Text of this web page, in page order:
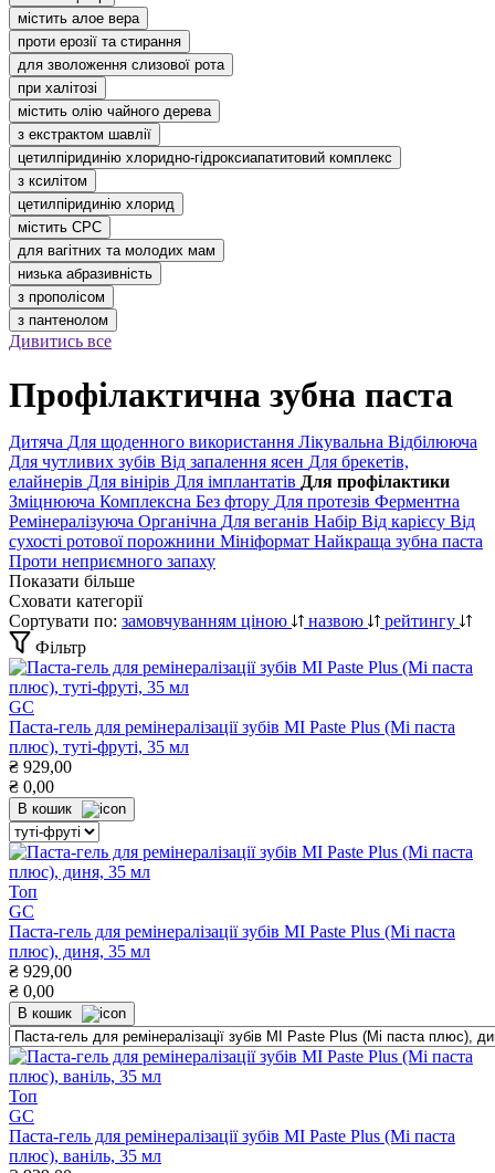
містить алое вера
проти ерозії та стирання
для зволоження слизової рота
при халітозі
містить олію чайного дерева
з екстрактом шавлії
цетилпіридинію хлоридно-гідроксиапатитовий комплекс
з ксилітом
цетилпіридинію хлорид
містить CPC
для вагітних та молодих мам
низька абразивність
з прополісом
з пантенолом
Дивитись все
Профілактична зубна паста
Дитяча Для щоденного використання Лікувальна Відбілююча
Для чутливих зубів Від запалення ясен Для брекетів,
елайнерів Для вінірів Для імплантатів Для профілактики
Зміцнююча Комплексна Без фтору Для протезів Ферментна
Ремінералізуюча Органічна Для веганів Набір Від карієсу Від
сухості ротової порожнини Мініформат Найкраща зубна паста
Проти неприємного запаху
Показати більше
Сховати категорії
Сортувати по: замовчуванням ціною назвою
рейтингу
Фільтр
GC
Паста-гель для ремінералізації зубів MI Paste Plus (Мі паста
плюс), туті-фруті, 35 мл
₴ 929,00
₴ 0,00
В кошик
Топ
GC
Паста-гель для ремінералізації зубів MI Paste Plus (Мі паста
плюс), диня, 35 мл
₴ 929,00
₴ 0,00
В кошик
Топ
GC
Паста-гель для ремінералізації зубів MI Paste Plus (Мі паста
плюс), ваніль, 35 мл